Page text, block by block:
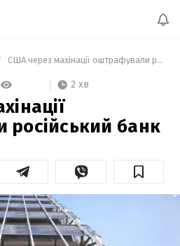
США через махінації оштрафували російський банк
2 хв
банк